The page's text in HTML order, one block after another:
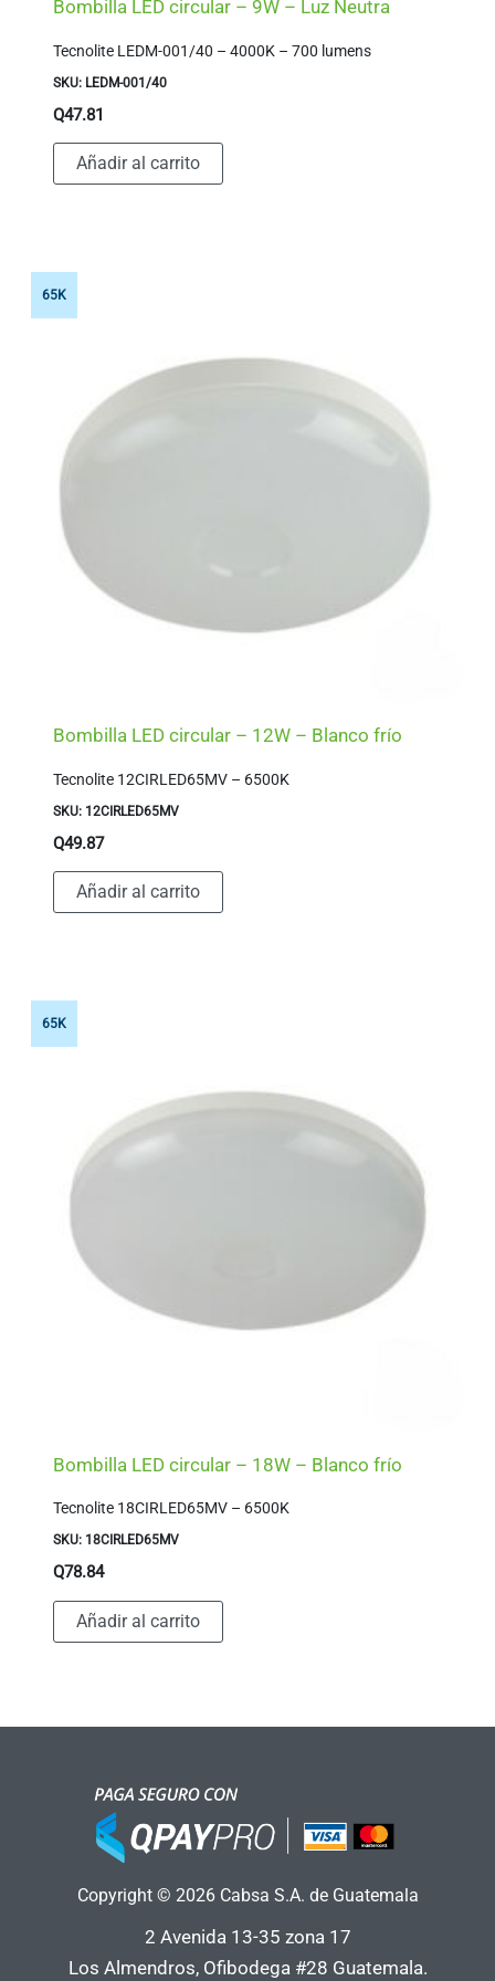
Bombilla LED circular – 9W – Luz Neutra
Tecnolite LEDM-001/40 – 4000K – 700 lumens
SKU: LEDM-001/40
Q47.81
Añadir al carrito
65K
Bombilla LED circular – 12W – Blanco frío
Tecnolite 12CIRLED65MV – 6500K
SKU: 12CIRLED65MV
Q49.87
Añadir al carrito
65K
Bombilla LED circular – 18W – Blanco frío
Tecnolite 18CIRLED65MV – 6500K
SKU: 18CIRLED65MV
Q78.84
Añadir al carrito
Copyright © 2026 Cabsa S.A. de Guatemala
2 Avenida 13-35 zona 17
Los Almendros, Ofibodega #28 Guatemala.